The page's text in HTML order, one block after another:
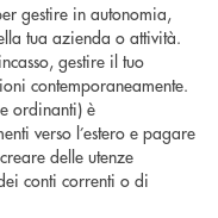
gestire in autonomia,
tua azienda o attività.
gestire il tuo
contemporaneamente.
ordinanti) è
verso l’estero e pagare
delle utenze
conti correnti o di